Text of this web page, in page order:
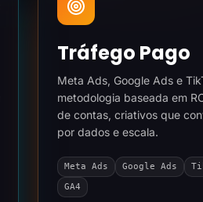
Tráfego Pago
Meta Ads, Google Ads e
metodologia baseada em
de contas, criativos que
por dados e escala.
Meta Ads Google Ads
GA4